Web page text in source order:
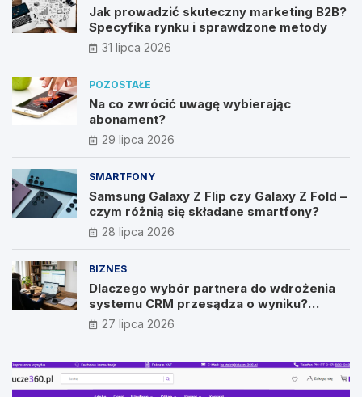
Jak prowadzić skuteczny marketing B2B?
Specyfika rynku i sprawdzone metody
31 lipca 2026
POZOSTAŁE
Na co zwrócić uwagę wybierając
abonament?
29 lipca 2026
SMARTFONY
Samsung Galaxy Z Flip czy Galaxy Z Fold –
czym różnią się składane smartfony?
28 lipca 2026
BIZNES
Dlaczego wybór partnera do wdrożenia
systemu CRM przesądza o wyniku?
Wywiad z Pawłem Prymakowskim, CEO IT
Vision
27 lipca 2026